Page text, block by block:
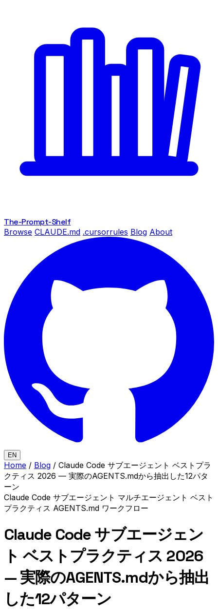
The-Prompt-Shelf
Browse CLAUDE.md .cursorrules Blog About
EN
Home / Blog / Claude Code サブエージェント ベストプラ
クティス 2026 — 実際のAGENTS.mdから抽出した12パタ
ーン
Claude Code サブエージェント マルチエージェント ベスト
プラクティス AGENTS.md ワークフロー
Claude Code サブエージェン
ト ベストプラクティス 2026
— 実際のAGENTS.mdから抽出
した12パターン